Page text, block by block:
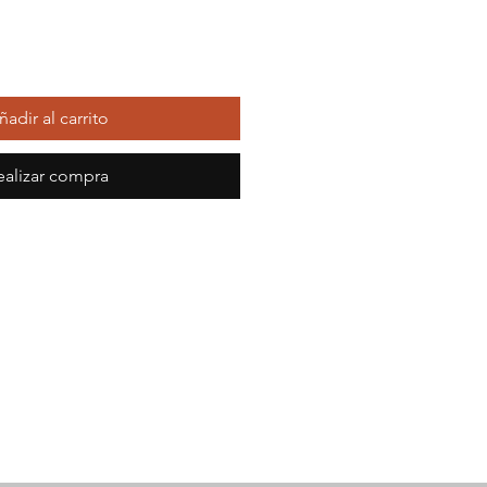
al carrito
compra